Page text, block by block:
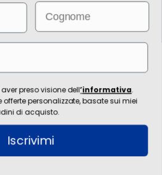
- 13.00 | 14.00 - 18.00
esclusivi! Subito un
offerte selezionate.
Email
preso visione dell’informativa.
offerte personalizzate, basate sui miei
di acquisto.
Iscrivimi